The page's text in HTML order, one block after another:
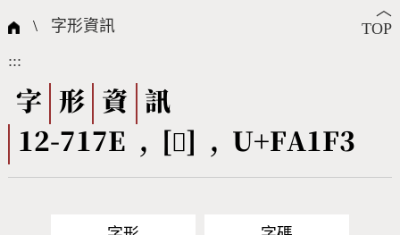
國際字碼相關組織
筆畫查詢
筆順序查詢
CNS查詢 Unicode查詢
全字庫授權 轉碼Web Service
個人電腦造字處理工具
字形下載
問題集
熱門查詢統計
︿
TOP
\ 字形資訊
:::
字 形 資
訊
12-717E , [󺇳] , U+FA1F3